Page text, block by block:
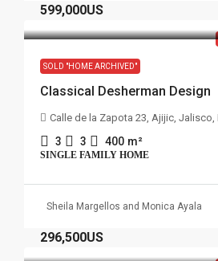
599,000US
SOLD "HOME ARCHIVED"
Classical Desherman Design
Calle de la Zapota 23, Ajijic, Jalisco,
3 3 400 m²
SINGLE FAMILY HOME
Sheila Margellos and Monica Ayala
296,500US